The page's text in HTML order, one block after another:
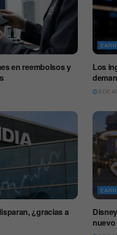
en reembolsos y
Los
5 DE
¿gracias a